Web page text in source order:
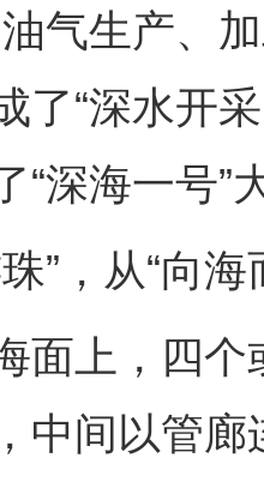
气生产、
了“深水开
“深海一号”
，从“向海
上，四个
中间以管廊